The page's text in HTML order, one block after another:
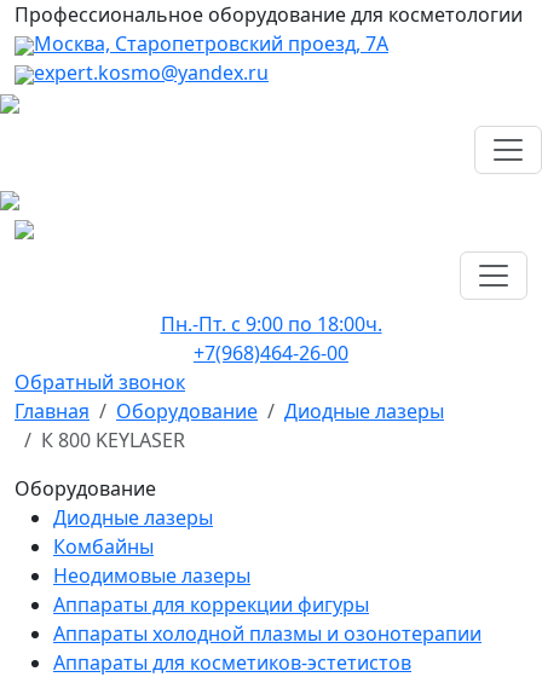
Профессиональное оборудование для косметологии
Москва, Старопетровский проезд, 7А
expert.kosmo@yandex.ru
Пн.-Пт. с 9:00 по 18:00ч.
+7(968)464-26-00
Обратный звонок
Главная
Оборудование
Диодные лазеры
К 800 KEYLASER
Оборудование
Диодные лазеры
Комбайны
Неодимовые лазеры
Аппараты для коррекции фигуры
Аппараты холодной плазмы и озонотерапии
Аппараты для косметиков-эстетистов